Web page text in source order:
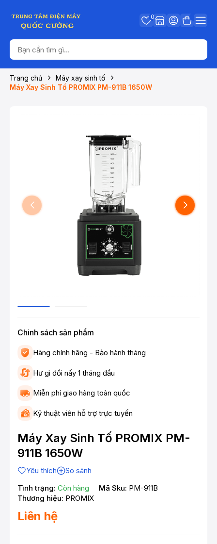
0
Trang chủ
Máy xay sinh tố
Máy Xay Sinh Tố PROMIX PM-911B 1650W
Chinh sách sản phẩm
Hàng chính hãng - Bảo hành tháng
Hư gì đổi nấy 1 tháng đầu
Miễn phí giao hàng toàn quốc
Kỹ thuật viên hỗ trợ trực tuyến
Máy Xay Sinh Tố PROMIX PM-
911B 1650W
Yêu thích
So sánh
Tình trạng: Còn hàng Mã Sku: PM-911B
Thương hiệu: PROMIX
Liên hệ